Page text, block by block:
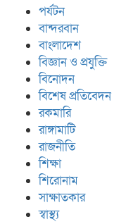
পর্যটন
বান্দরবান
বাংলাদেশ
বিজ্ঞান ও প্রযুক্তি
বিনোদন
বিশেষ প্রতিবেদন
রকমারি
রাঙ্গামাটি
রাজনীতি
শিক্ষা
শিরোনাম
সাক্ষাতকার
স্বাস্থ্য